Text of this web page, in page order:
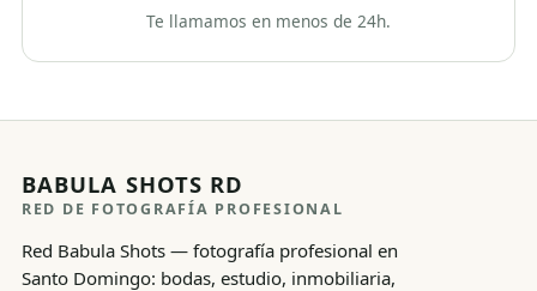
Te llamamos en menos de 24h.
BABULA SHOTS RD
RED DE FOTOGRAFÍA PROFESIONAL
Red Babula Shots — fotografía profesional en
Santo Domingo: bodas, estudio, inmobiliaria,